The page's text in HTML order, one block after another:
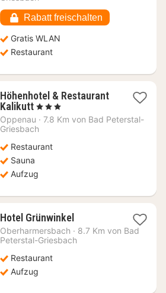
€
Rabatt freischalten
Gratis WLAN
Restaurant
Höhenhotel & Restaurant
Kalikutt1
Nacht
ab
€
, 3 Sterne
Oppenau · 7.8 Km von Bad Peterstal-
Griesbach
Restaurant
Sauna
Aufzug
Hotel Grünwinkel1
Nacht
ab
Oberharmersbach · 8.7 Km von Bad
Peterstal-Griesbach
Restaurant
Aufzug